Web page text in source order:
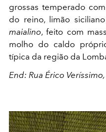
grossas temperado
do reino, limão
maialino, feito com
molho do caldo
típica da região da
End: Rua Érico